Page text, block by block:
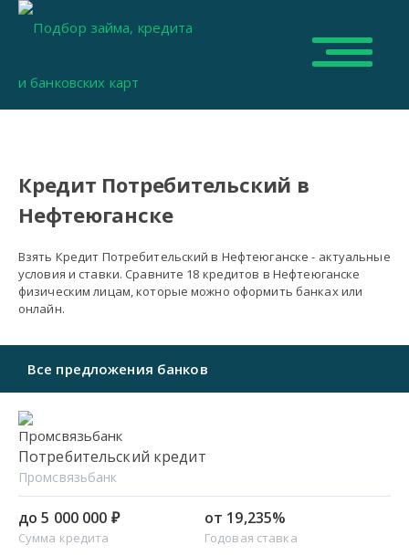
Кредит Потребительский в
Нефтеюганске
Взять Кредит Потребительский в Нефтеюганске - актуальные
условия и ставки. Сравните 18 кредитов в Нефтеюганске
физическим лицам, которые можно оформить банках или
онлайн.
Все предложения банков
Потребительский кредит
Промсвязьбанк
до 5 000 000 ₽
Сумма кредита
от 19,235%
Годовая ставка